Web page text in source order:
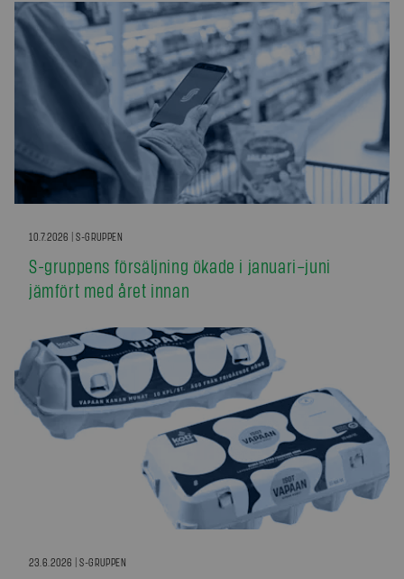
10.7.2026 | S-GRUPPEN
S-gruppens försäljning ökade i januari–juni
jämfört med året innan
23.6.2026 | S-GRUPPEN